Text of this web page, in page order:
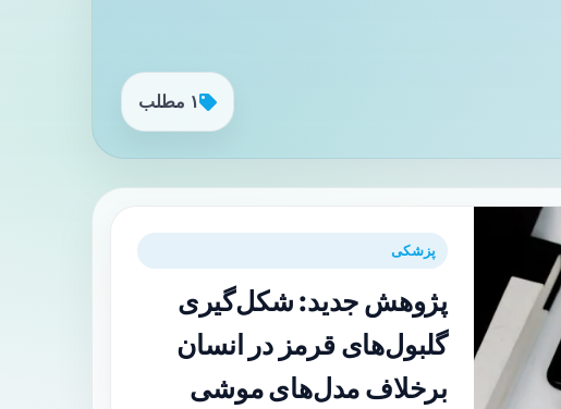
۱ مطلب
پزشکی
پژوهش جدید: شکل‌گیری
گلبول‌های قرمز در انسان
برخلاف مدل‌های موشی